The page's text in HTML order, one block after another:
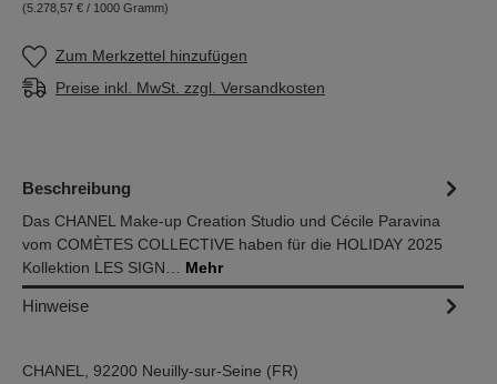
(5.278,57 € / 1000 Gramm)
Zum Merkzettel hinzufügen
Preise inkl. MwSt. zzgl. Versandkosten
Beschreibung
Das CHANEL Make-up Creation Studio und Cécile Paravina
vom COMÈTES COLLECTIVE haben für die HOLIDAY 2025
Kollektion LES SIGN… Mehr
Hinweise
CHANEL, 92200 Neuilly-sur-Seine (FR)